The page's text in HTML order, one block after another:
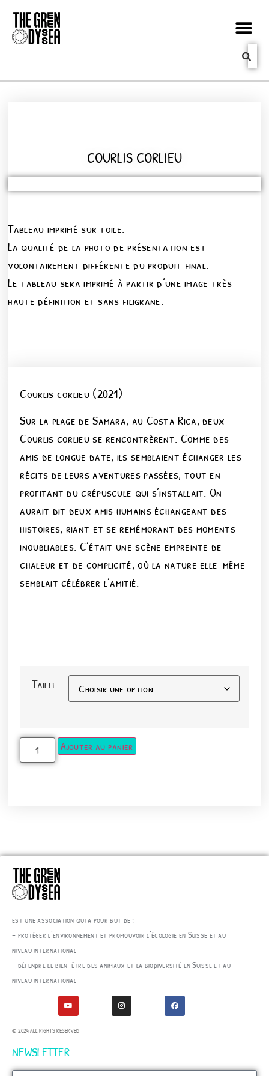
COURLIS CORLIEU
Tableau imprimé sur toile.
La qualité de la photo de présentation est
volontairement différente du produit final.
Le tableau sera imprimé à partir d’une image très
haute définition et sans filigrane.
Courlis corlieu (2021)
Sur la plage de Samara, au Costa Rica, deux
Courlis corlieu se rencontrèrent. Comme des
amis de longue date, ils semblaient échanger les
récits de leurs aventures passées, tout en
profitant du crépuscule qui s’installait. On
aurait dit deux amis humains échangeant des
histoires, riant et se remémorant des moments
inoubliables. C’était une scène empreinte de
chaleur et de complicité, où la nature elle-même
semblait célébrer l’amitié.
Taille
Ajouter au panier
est une association qui a pour but de :
– protéger l’environnement et promouvoir l’écologie en Suisse et au
niveau international
– défendre le bien-être des animaux et la biodiversité en Suisse et au
niveau international
© 2024 ALL RIGHTS RESERVED
NEWSLETTER